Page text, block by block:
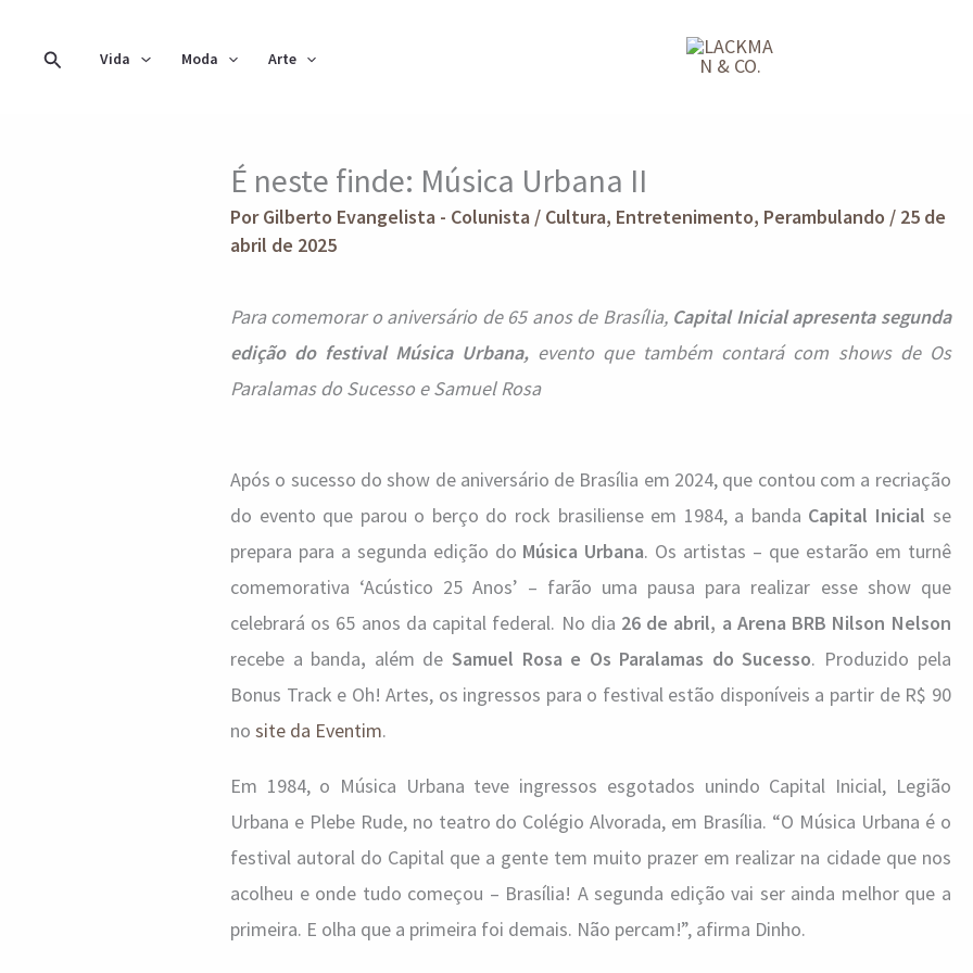
Pesquisar
Vida Moda Arte
É neste finde: Música Urbana II
PorGilberto Evangelista - Colunista / Cultura, Entretenimento, Perambulando / 25 de
abril de 2025
Para comemorar o aniversário de 65 anos de Brasília, Capital Inicial apresenta segunda
edição do festival Música Urbana, evento que também contará com shows de Os
Paralamas do Sucesso e Samuel Rosa
Após o sucesso do show de aniversário de Brasília em 2024, que contou com a recriação
do evento que parou o berço do rock brasiliense em 1984, a banda Capital Inicial se
prepara para a segunda edição do Música Urbana. Os artistas – que estarão em turnê
comemorativa ‘Acústico 25 Anos’ – farão uma pausa para realizar esse show que
celebrará os 65 anos da capital federal. No dia 26 de abril, a Arena BRB Nilson Nelson
recebe a banda, além de Samuel Rosa e Os Paralamas do Sucesso. Produzido pela
Bonus Track e Oh! Artes, os ingressos para o festival estão disponíveis a partir de R$ 90
no site da Eventim.
Em 1984, o Música Urbana teve ingressos esgotados unindo Capital Inicial, Legião
Urbana e Plebe Rude, no teatro do Colégio Alvorada, em Brasília. “O Música Urbana é o
festival autoral do Capital que a gente tem muito prazer em realizar na cidade que nos
acolheu e onde tudo começou – Brasília! A segunda edição vai ser ainda melhor que a
primeira. E olha que a primeira foi demais. Não percam!”, afirma Dinho.